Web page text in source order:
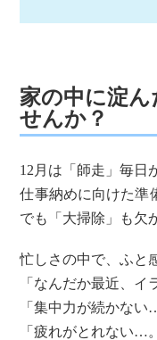
家の中に淀
せんか？
12月は「師走」毎日
仕事納めに向けた準
でも「大掃除」も欠
忙しさの中で、ふと
「なんだか最近、イ
「集中力が続かない
「疲れがとれない…